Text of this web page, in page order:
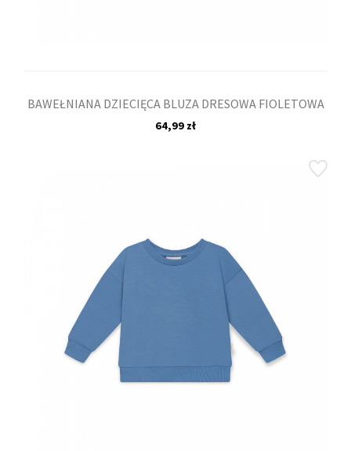
BAWEŁNIANA DZIECIĘCA BLUZA DRESOWA FIOLETOWA
64,99 zł